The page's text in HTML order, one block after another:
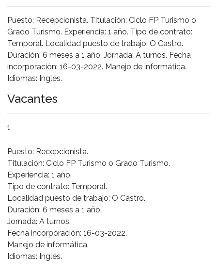
Puesto: Recepcionista. Titulación: Ciclo FP Turismo o
Grado Turismo. Experiencia: 1 año. Tipo de contrato:
Temporal. Localidad puesto de trabajo: O Castro.
Duración: 6 meses a 1 año. Jornada: A turnos. Fecha
incorporación: 16-03-2022. Manejo de informática.
Idiomas: Inglés.
Vacantes
1
Puesto: Recepcionista.
Titulación: Ciclo FP Turismo o Grado Turismo.
Experiencia: 1 año.
Tipo de contrato: Temporal.
Localidad puesto de trabajo: O Castro.
Duración: 6 meses a 1 año.
Jornada: A turnos.
Fecha incorporación: 16-03-2022.
Manejo de informática.
Idiomas: Inglés.